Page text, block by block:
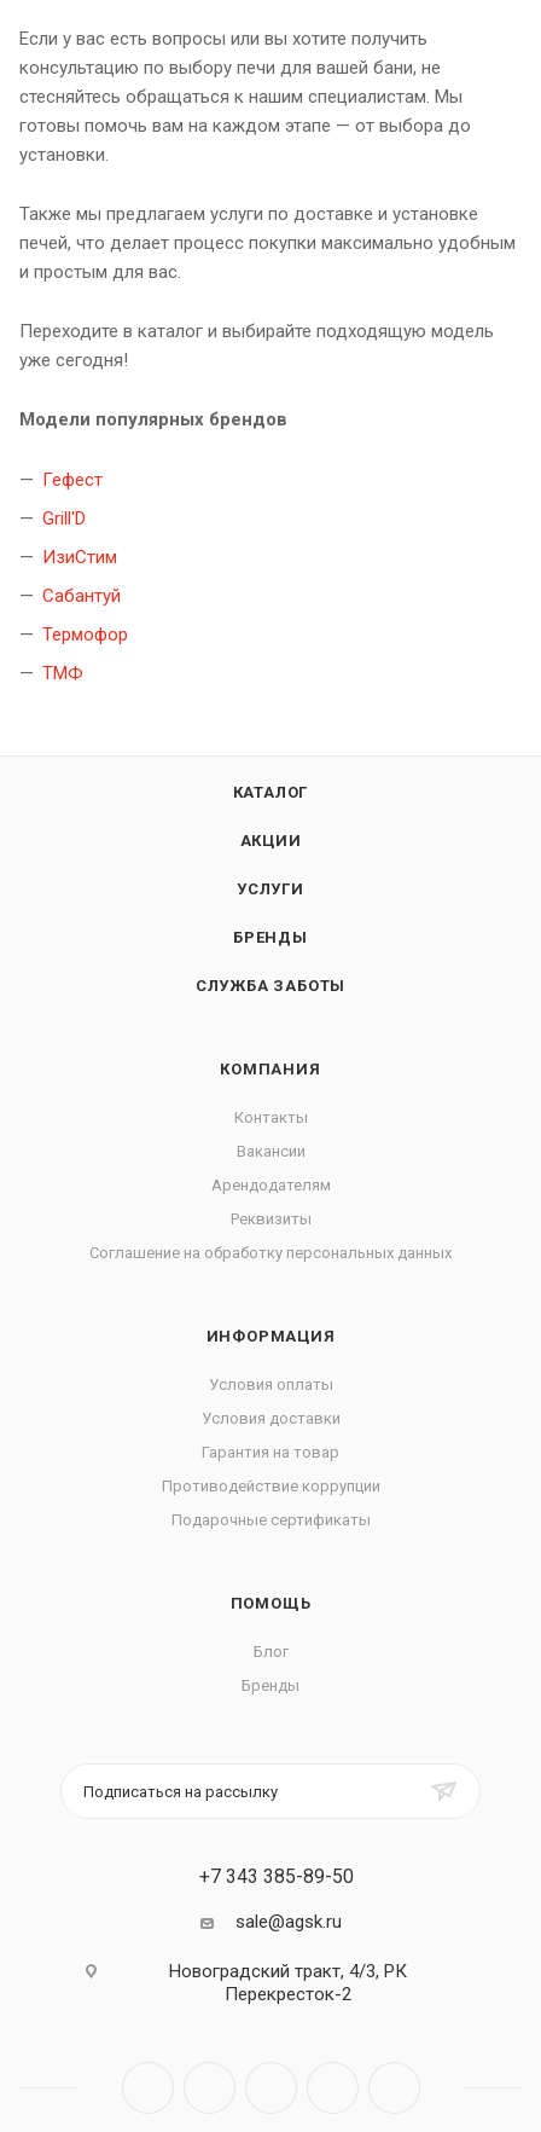
Если у вас есть вопросы или вы хотите получить
консультацию по выбору печи для вашей бани, не
стесняйтесь обращаться к нашим специалистам. Мы
готовы помочь вам на каждом этапе — от выбора до
установки.
Также мы предлагаем услуги по доставке и установке
печей, что делает процесс покупки максимально удобным
и простым для вас.
Переходите в каталог и выбирайте подходящую модель
уже сегодня!
Модели популярных брендов
Гефест
Grill'D
ИзиСтим
Сабантуй
Термофор
ТМФ
КАТАЛОГ
АКЦИИ
УСЛУГИ
БРЕНДЫ
СЛУЖБА ЗАБОТЫ
КОМПАНИЯ
Контакты
Вакансии
Арендодателям
Реквизиты
Соглашение на обработку персональных данных
ИНФОРМАЦИЯ
Условия оплаты
Условия доставки
Гарантия на товар
Противодействие коррупции
Подарочные сертификаты
ПОМОЩЬ
Блог
Бренды
Подписаться на рассылку
+7 343 385-89-50
sale@agsk.ru
Новоградский тракт, 4/3, РК
Перекресток-2